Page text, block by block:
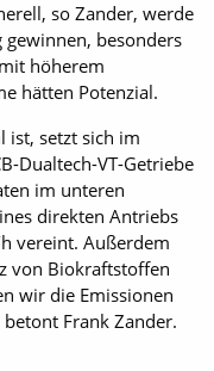
so Zander, werde
gewinnen, besonders
höherem
hätten Potenzial.
ist, setzt sich im
Dualtech-VT-Getriebe
im unteren
direkten Antriebs
vereint. Außerdem
von Biokraftstoffen
wir die Emissionen
Frank Zander.